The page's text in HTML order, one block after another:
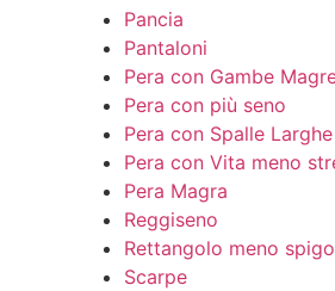
Pancia
Pantaloni
Pera con Gambe
Pera con più seno
Pera con Spalle Larghe
Pera con Vita meno
Pera Magra
Reggiseno
Rettangolo meno
Scarpe